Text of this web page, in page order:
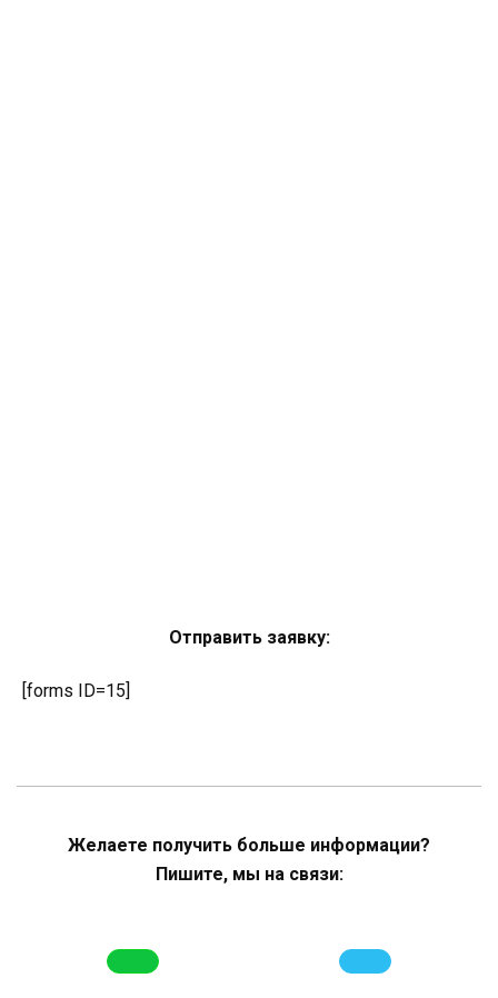
Отправить заявку:
[forms ID=15]
Желаете получить больше информации?
Пишите, мы на связи: